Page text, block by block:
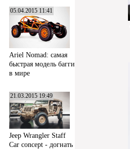
05.04.2015 11:41
Ariel Nomad: самая
быстрая модель багги
в мире
21.03.2015 19:49
Jeep Wrangler Staff
Car concept - догнать